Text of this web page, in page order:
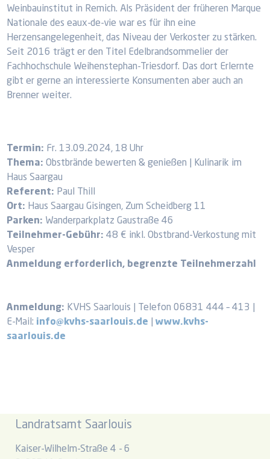
Weinbauinstitut in Remich. Als Präsident der früheren Marque
Nationale des eaux-de-vie war es für ihn eine
Herzensangelegenheit, das Niveau der Verkoster zu stärken.
Seit 2016 trägt er den Titel Edelbrandsommelier der
Fachhochschule Weihenstephan-Triesdorf. Das dort Erlernte
gibt er gerne an interessierte Konsumenten aber auch an
Brenner weiter.
Termin: Fr. 13.09.2024, 18 Uhr
Thema: Obstbrände bewerten & genießen | Kulinarik im
Haus Saargau
Referent: Paul Thill
Ort: Haus Saargau Gisingen, Zum Scheidberg 11
Parken: Wanderparkplatz Gaustraße 46
Teilnehmer-Gebühr: 48 € inkl. Obstbrand-Verkostung mit
Vesper
Anmeldung erforderlich, begrenzte Teilnehmerzahl
Anmeldung: KVHS Saarlouis | Telefon 06831 444 – 413 |
E-Mail: info@kvhs-saarlouis.de |www.kvhs-
saarlouis.de
Landratsamt Saarlouis
Kaiser-Wilhelm-Straße 4 - 6